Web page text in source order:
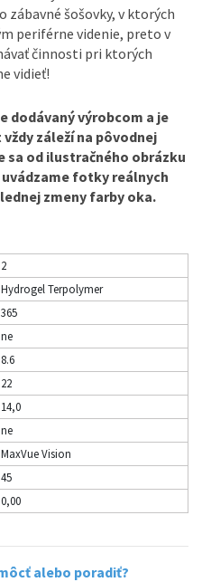
zábavné šošovky, v ktorých
periférne videnie, preto v
činnosti pri ktorých
vidieť!
dodávaný výrobcom a je
záleží na pôvodnej
sa od ilustračného obrázku
uvádzame fotky reálnych
zmeny farby oka.
2
Hydrogel Terpolymer
365
ne
8.6
22
14,0
ne
MaxVue Vision
45
0,00
alebo poradiť?